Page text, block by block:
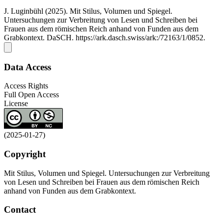
J. Luginbühl (2025). Mit Stilus, Volumen und Spiegel.
Untersuchungen zur Verbreitung von Lesen und Schreiben bei
Frauen aus dem römischen Reich anhand von Funden aus dem
Grabkontext. DaSCH. https://ark.dasch.swiss/ark:/72163/1/0852.
Data Access
Access Rights
Full Open Access
License
(2025-01-27)
Copyright
Mit Stilus, Volumen und Spiegel. Untersuchungen zur Verbreitung
von Lesen und Schreiben bei Frauen aus dem römischen Reich
anhand von Funden aus dem Grabkontext.
Contact